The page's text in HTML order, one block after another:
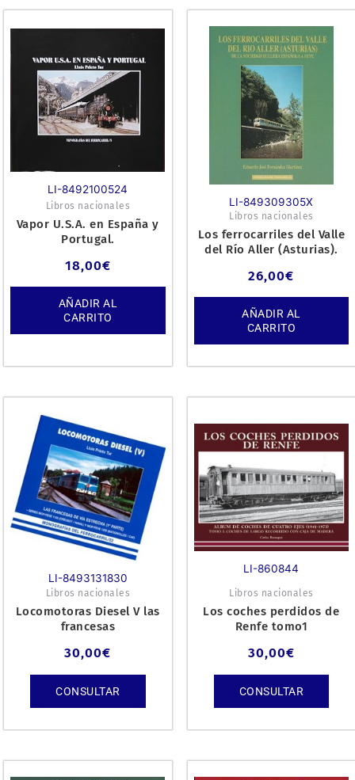
LI-8492100524
Libros nacionales
Vapor U.S.A. en España y
Portugal.
18,00€
AÑADIR AL
CARRITO
LI-849309305X
Libros nacionales
Los ferrocarriles del Valle
del Río Aller (Asturias).
26,00€
AÑADIR AL
CARRITO
LI-8493131830
Libros nacionales
Locomotoras Diesel V las
francesas
30,00€
CONSULTAR
LI-860844
Libros nacionales
Los coches perdidos de
Renfe tomo1
30,00€
CONSULTAR